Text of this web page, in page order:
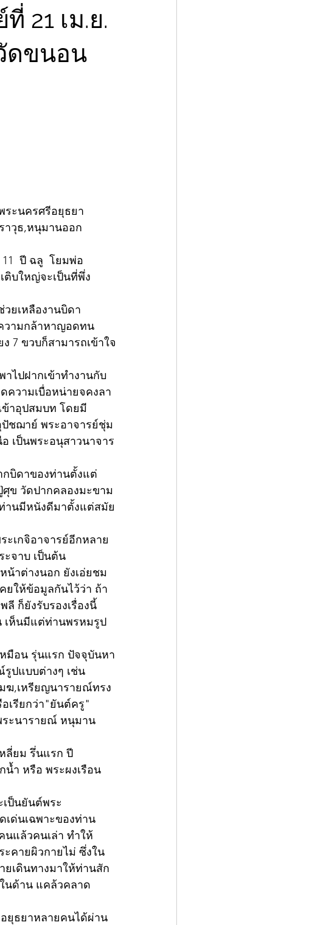
21 เม.ย.
ดขนอน
ระนครศรีอยุธยา
าวุธ,หนุมานออก
ปี ฉลู  โยมพ่อ
ติบใหญ่จะเป็นที่พึ่ง
ยเหลืองานบิดา
วามกล้าหาญอดทน
7 ขวบก็สามารถเข้าใจ
ไปฝากเข้าทำงานกับ
ความเบื่อหน่ายจคงลา
ข้าอุปสมบท โดยมี
ปัชฌาย์ พระอาจารย์ชุ่ม
เป็นพระอนุสาวนาจาร
กบิดาของท่านตั้งแต่
ศุข วัดปากคลองมะขาม
านมีหนังดีมาตั้งแต่สมัย
ะเกจิอาจารย์อีกหลาย
ะจาบ เป็นต้น
น้าต่างนอก ยังเอ่ยชม
ยให้ข้อมูลกันไว้ว่า ถ้า
ก็ยังรับรองเรื่องนี้
เห็นมีแต่ท่านพรหมรูป
หมือน รุ่นแรก ปัจจุบันหา
ปแบบต่างๆ เช่น
ฆ,เหรียญนารายณ์ทรง
เรียกว่า"ยันต์ครู"
ระนารายณ์ หนุมาน
ลี่ยม รึ่นแรก ปี
น้ำ หรือ พระผงเรือน
ป็นยันต์พระ
ด่นเฉพาะของท่าน
แล้วคนเล่า ทำให้
คายผิวกายไม่ ซึ่งใน
ยเดินทางมาให้ท่านสัก
นด้าน แคล้วคลาด
ยุธยาหลายคนได้ผ่าน